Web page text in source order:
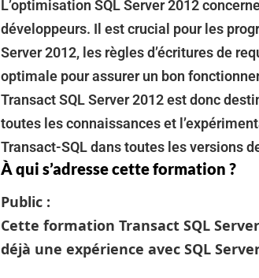
L’optimisation SQL Server 2012
développeurs. Il est crucial pour les
Server 2012, les règles d’écritures de
optimale pour assurer un bon
Transact SQL Server 2012 est donc
toutes les connaissances et
Transact-SQL dans toutes les versions
À qui s’adresse cette formation ?
Public :
Cette formation Transact SQL
déjà une expérience avec SQL